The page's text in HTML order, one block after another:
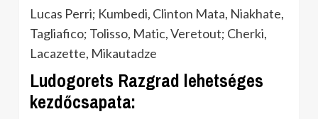
Lucas Perri; Kumbedi, Clinton Mata, Niakhate,
Tagliafico; Tolisso, Matic, Veretout; Cherki,
Lacazette, Mikautadze
Ludogorets Razgrad lehetséges
kezdőcsapata: